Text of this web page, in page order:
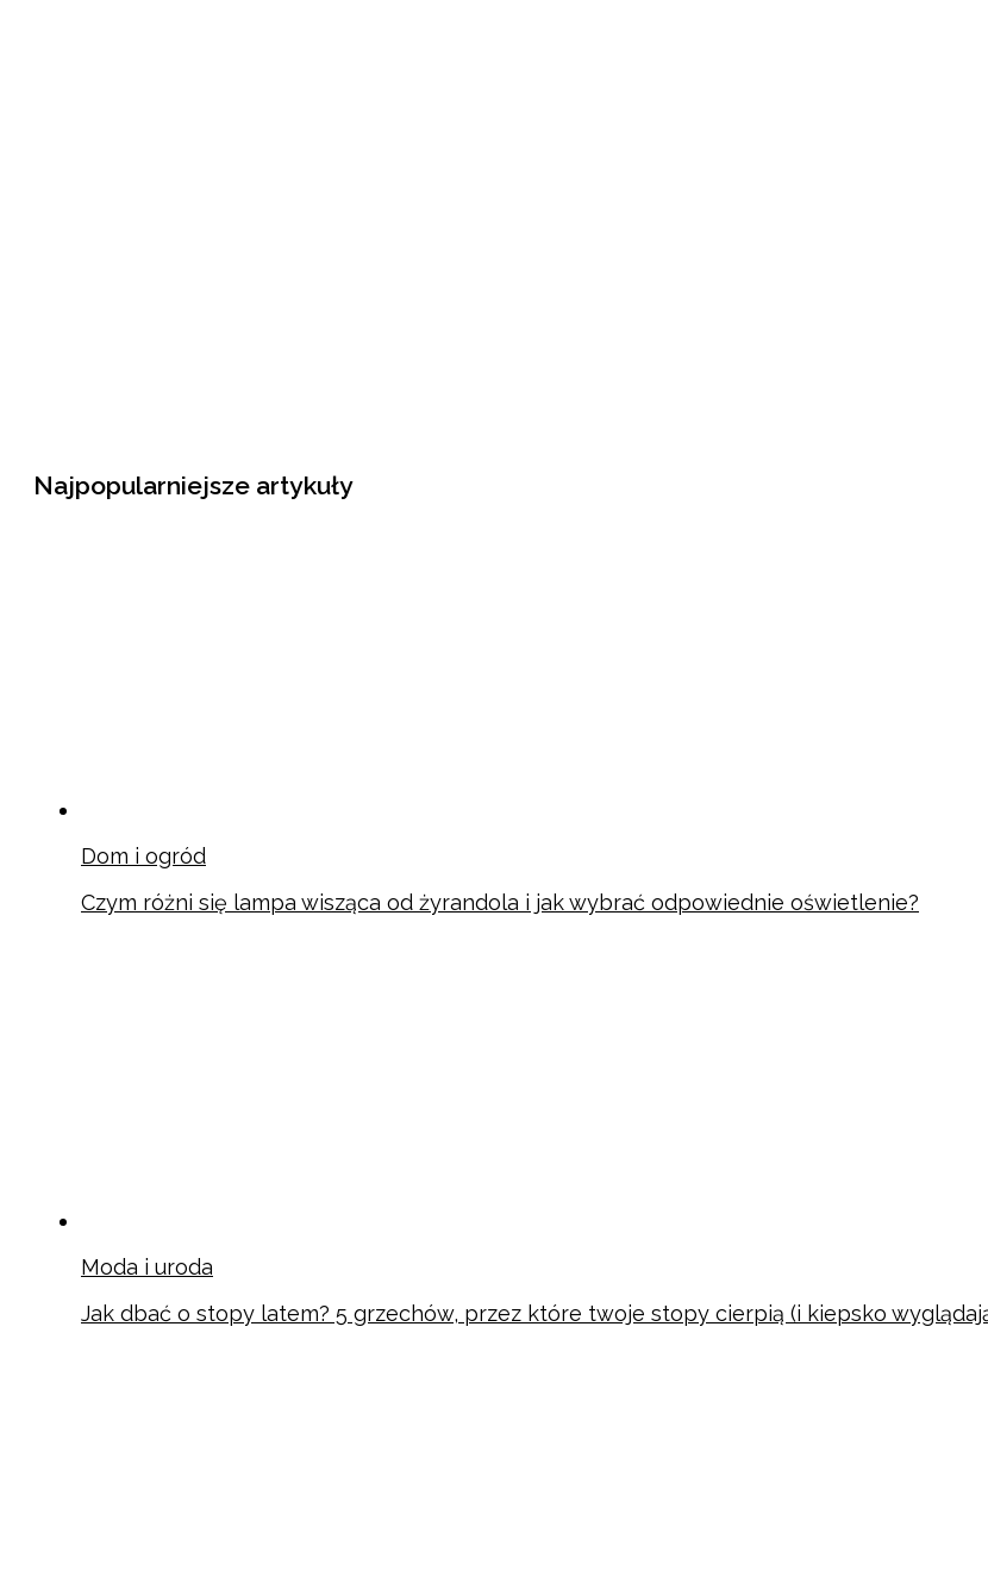
Najpopularniejsze artykuły
Dom i ogród
Czym różni się lampa wisząca od żyrandola i jak wybrać odpowiednie oświetlenie?
Moda i uroda
Jak dbać o stopy latem? 5 grzechów, przez które twoje stopy cierpią (i kiepsko